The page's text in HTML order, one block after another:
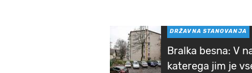
DRŽAVNA STANOVANJA
Bralka besna: V
katerega jim je